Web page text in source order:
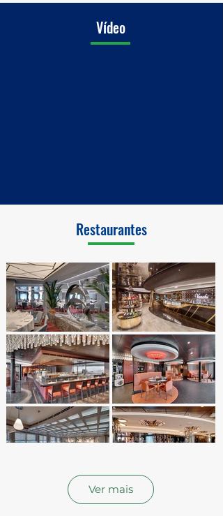
Vídeo
Restaurantes
Ver mais